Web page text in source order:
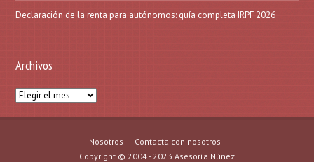
Declaración de la renta para autónomos: guía completa IRPF 2026
Archivos
Archivos
Nosotros
Contacta con nosotros
Copyright © 2004 - 2023 Asesoría Núñez